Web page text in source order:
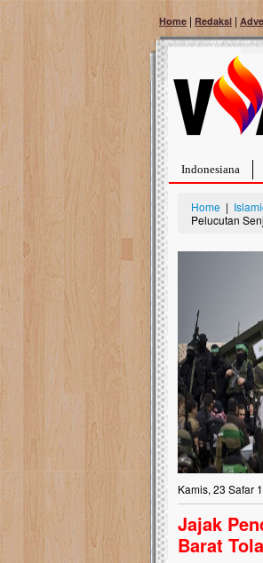
Home | Redaksi |
Indonesiana
Home |
Pelucutan
Kamis, 23 Safar
Jajak
Barat